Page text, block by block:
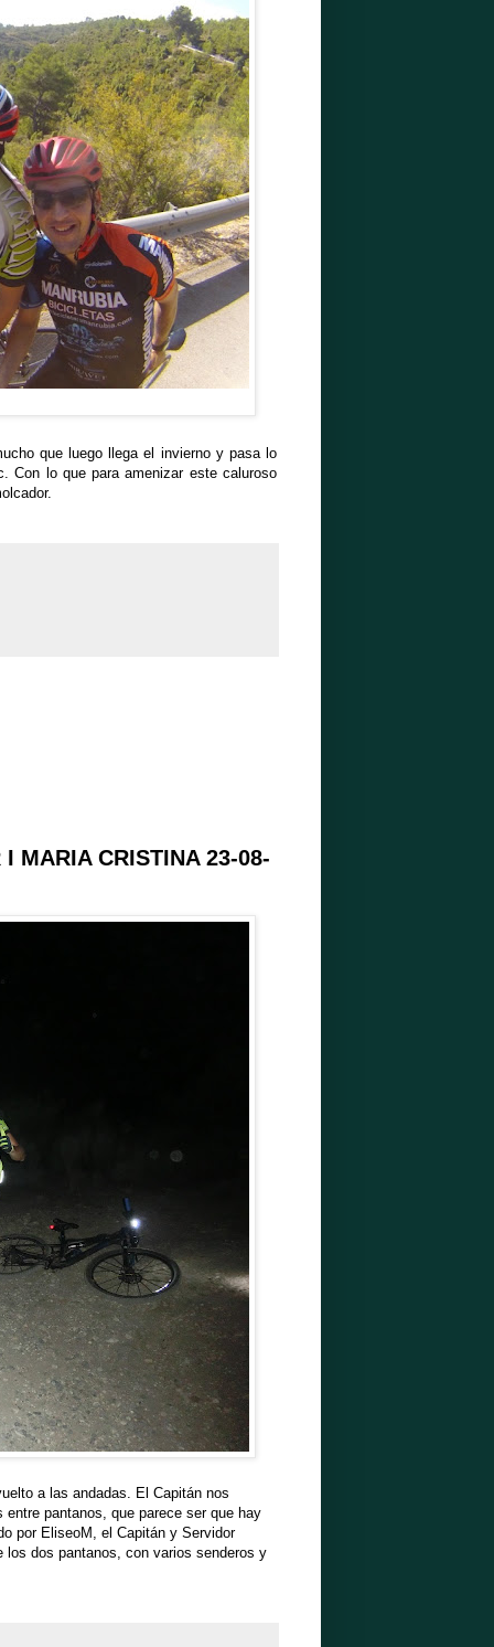
que luego llega el invierno y pasa lo
Con lo que para amenizar este caluroso
MARIA CRISTINA 23-08-
a las andadas. El Capitán nos
pantanos, que parece ser que hay
por EliseoM, el Capitán y Servidor
los dos pantanos, con varios senderos y